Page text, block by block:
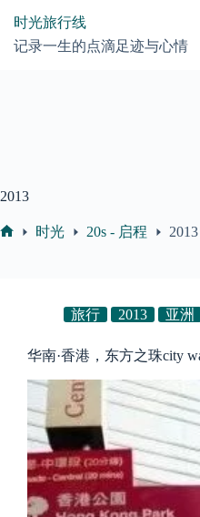
时光旅行线
记录一生的点滴足迹与心情
2013
时光 20s - 启程 2013
旅行 2013 亚洲
华南·香港，东方之珠city